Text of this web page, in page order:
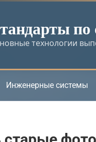
по
технологии
Инженерные системы